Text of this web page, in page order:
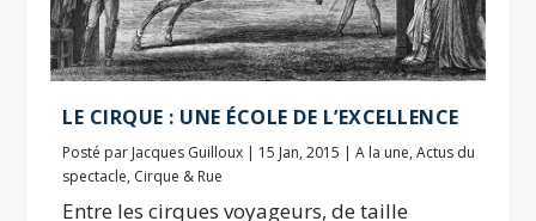
LE CIRQUE : UNE ÉCOLE DE L’EXCELLENCE
Posté par Jacques Guilloux | 15 Jan, 2015 |A la une,Actus du
spectacle, Cirque & Rue
Entre les cirques voyageurs, de taille